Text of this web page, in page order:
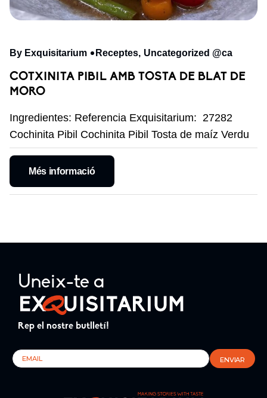
By Exquisitarium Receptes Uncategorized @ca
COTXINITA PIBIL AMB TOSTA DE BLAT DE
MORO
Ingredientes: Referencia Exquisitarium: 27282
Cochinita Pibil Cochinita Pibil Tosta de maíz Verdu
Més informació
Uneix-te a
Rep el nostre butlletí!